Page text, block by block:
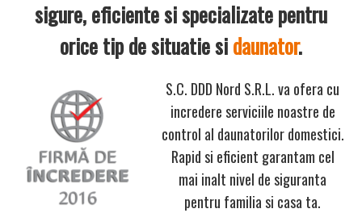
sigure, eficiente si specializate pentru
orice tip de situatie sidaunator.
S.C. DDD Nord S.R.L.va ofera cu
incredere serviciile noastre de
control al daunatorilor domestici.
Rapid si eficient garantam cel
mai inalt nivel de siguranta
pentru familia si casa ta.